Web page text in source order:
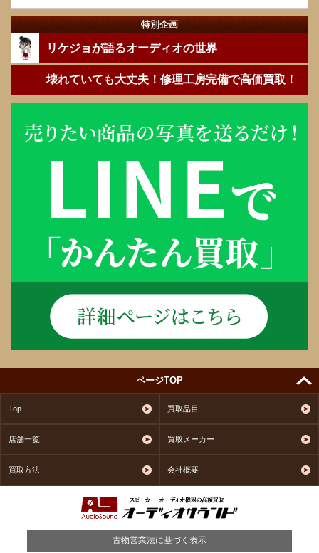
特別企画
リケジョが語るオーディオの世界
壊れていても大丈夫！修理工房完備で高価買取！
ページTOP
Top 買取品目
店舗一覧 買取メーカー
買取方法 会社概要
古物営業法に基づく表示